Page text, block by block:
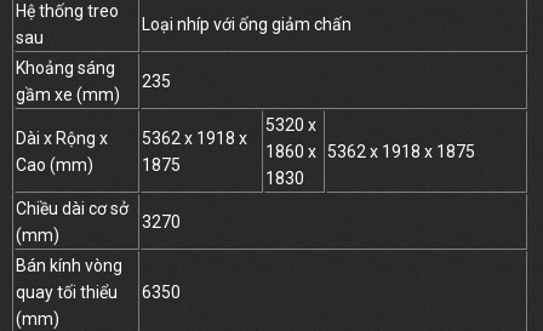
Hệ thống treo
sau
Loại nhíp với ống giảm chấn
Khoảng sáng
gầm xe (mm)
235
Dài x Rộng x
Cao (mm)
5362 x 1918 x
1875
5320 x
1860 x
1830
5362 x 1918 x 1875
Chiều dài cơ sở
(mm)
3270
Bán kính vòng
quay tối thiểu
(mm)
6350